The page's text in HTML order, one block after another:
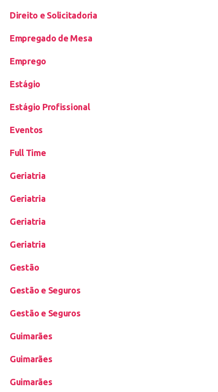
Direito e Solicitadoria
Empregado de Mesa
Emprego
Estágio
Estágio Profissional
Eventos
Full Time
Geriatria
Geriatria
Geriatria
Geriatria
Gestão
Gestão e Seguros
Gestão e Seguros
Guimarães
Guimarães
Guimarães